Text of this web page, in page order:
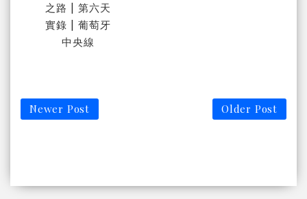
之路 | 第六天
實錄 | 葡萄牙
中央線
Newer Post Older Post